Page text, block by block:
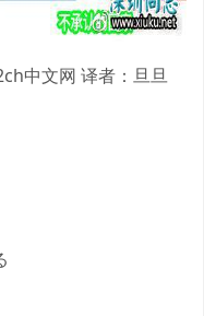
中文网 译者：旦旦